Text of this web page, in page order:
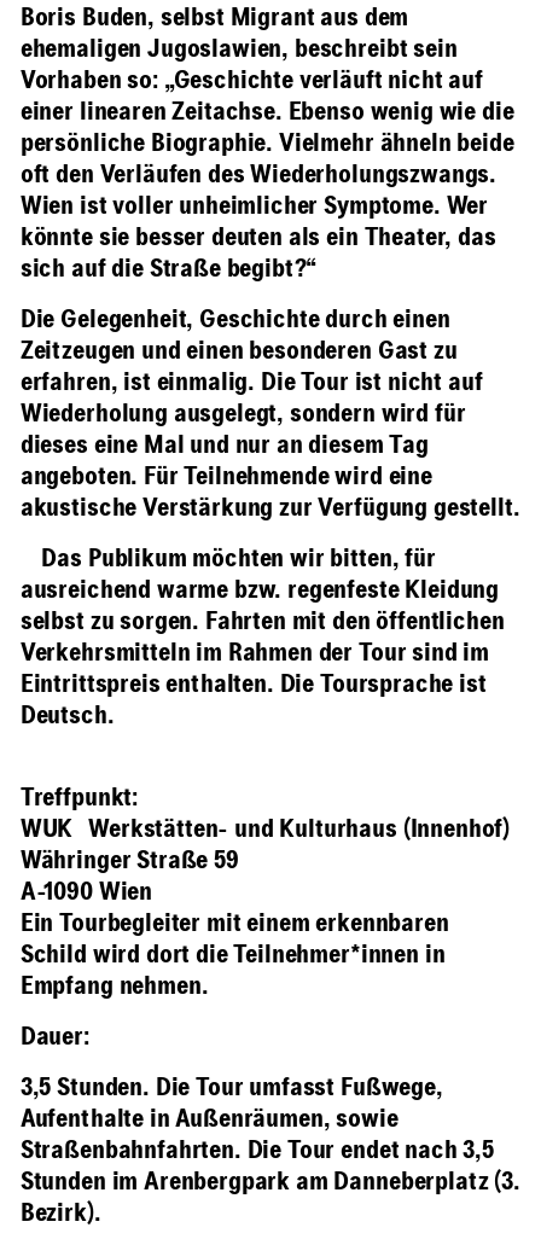
Boris Buden, selbst Migrant aus dem
ehemaligen Jugoslawien, beschreibt sein
Vorhaben so: „Geschichte verläuft nicht auf
einer linearen Zeitachse. Ebenso wenig wie die
persönliche Biographie. Vielmehr ähneln beide
oft den Verläufen des Wiederholungszwangs.
Wien ist voller unheimlicher Symptome. Wer
könnte sie besser deuten als ein Theater, das
sich auf die Straße begibt?“
Die Gelegenheit, Geschichte durch einen
Zeitzeugen und einen besonderen Gast zu
erfahren, ist einmalig. Die Tour ist nicht auf
Wiederholung ausgelegt, sondern wird für
dieses eine Mal und nur an diesem Tag
angeboten. Für Teilnehmende wird eine
akustische Verstärkung zur Verfügung gestellt.
Das Publikum möchten wir bitten, für
ausreichend warme bzw. regenfeste Kleidung
selbst zu sorgen. Fahrten mit den öffentlichen
Verkehrsmitteln im Rahmen der Tour sind im
Eintrittspreis enthalten. Die Toursprache ist
Deutsch.
Treffpunkt:
WUK Werkstätten- und Kulturhaus (Innenhof)
Währinger Straße 59
A-1090 Wien
Ein Tourbegleiter mit einem erkennbaren
Schild wird dort die Teilnehmer*innen in
Empfang nehmen.
Dauer:
3,5 Stunden. Die Tour umfasst Fußwege,
Aufenthalte in Außenräumen, sowie
Straßenbahnfahrten. Die Tour endet nach 3,5
Stunden im Arenbergpark am Danneberplatz (3.
Bezirk).